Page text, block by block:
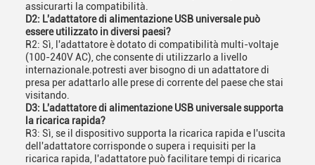
assicurarti la compatibilità.
D2: L'adattatore di alimentazione USB universale può
essere utilizzato in diversi paesi?
R2: Sì, l'adattatore è dotato di compatibilità multi-voltaje
(100-240V AC), che consente di utilizzarlo a livello
internazionale.potresti aver bisogno di un adattatore di
presa per adattarlo alle prese di corrente del paese che stai
visitando.
D3: L'adattatore di alimentazione USB universale supporta
la ricarica rapida?
R3: Sì, se il dispositivo supporta la ricarica rapida e l'uscita
dell'adattatore corrisponde o supera i requisiti per la
ricarica rapida, l'adattatore può facilitare tempi di ricarica